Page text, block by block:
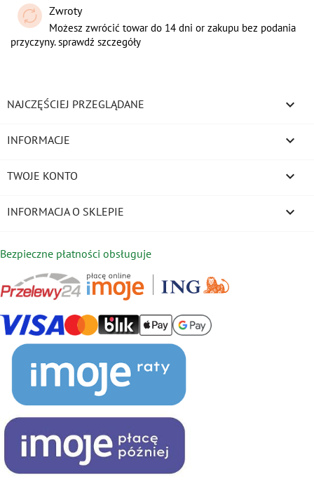
Zwroty
Możesz zwrócić towar do 14 dni or zakupu bez podania
przyczyny. sprawdź szczegóły
NAJCZĘŚCIEJ PRZEGLĄDANE 
INFORMACJE 
TWOJE KONTO 
INFORMACJA O SKLEPIE keyboard_arrow_down
Bezpieczne płatności obsługuje